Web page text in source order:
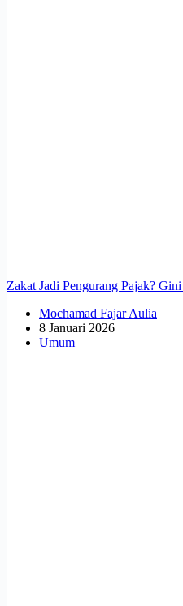
Zakat Jadi Pengurang Pajak?
Mochamad Fajar Aulia
8 Januari 2026
Umum